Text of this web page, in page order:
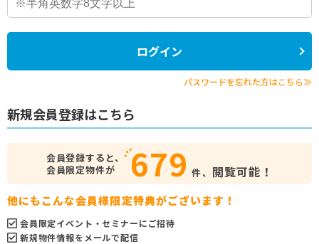
ログイン
パスワードを忘れた方はこちら≫
新規会員登録はこちら
会員登録すると、
会員限定物件が
679 件、 閲覧可能！
他にもこんな会員様限定特典がございます！
会員限定イベント・セミナーにご招待
新規物件情報をメールで配信